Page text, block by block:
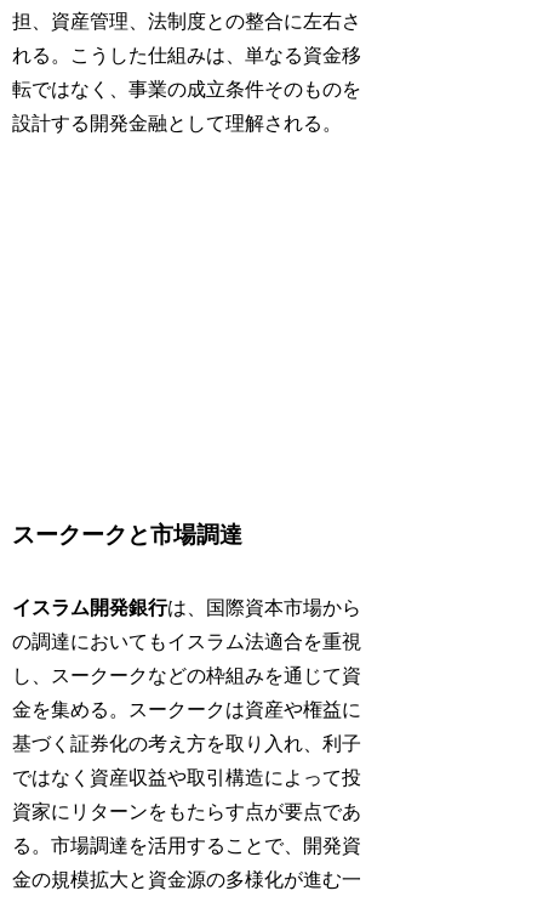
担、資産管理、法制度との整合に左右さ
れる。こうした仕組みは、単なる資金移
転ではなく、事業の成立条件そのものを
設計する開発金融として理解される。
スークークと市場調達
イスラム開発銀行は、国際資本市場から
の調達においてもイスラム法適合を重視
し、スークークなどの枠組みを通じて資
金を集める。スークークは資産や権益に
基づく証券化の考え方を取り入れ、利子
ではなく資産収益や取引構造によって投
資家にリターンをもたらす点が要点であ
る。市場調達を活用することで、開発資
金の規模拡大と資金源の多様化が進む一